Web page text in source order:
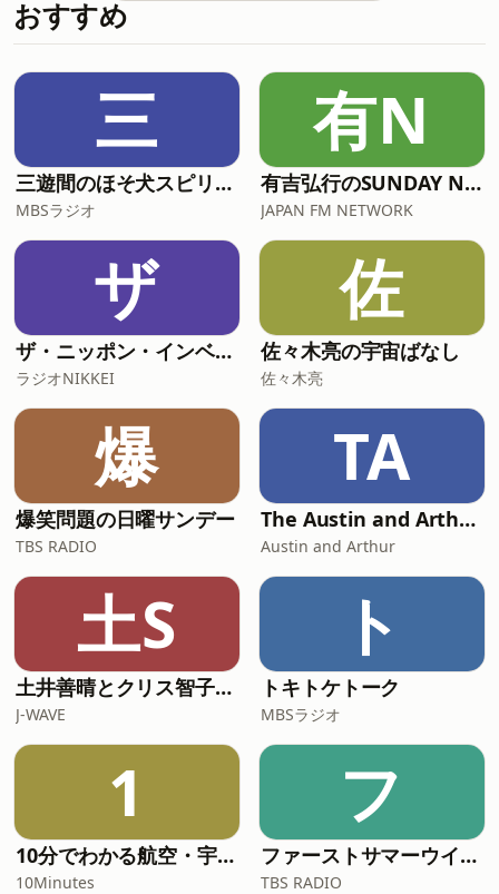
おすすめ
三
三遊間のほそ犬スピリッツ
MBSラジオ
有N
有吉弘行のSUNDAY NIGHT DREAMER
JAPAN FM NETWORK
ザ
ザ・ニッポン・インベストメント
ラジオNIKKEI
佐
佐々木亮の宇宙ばなし
佐々木亮
爆
爆笑問題の日曜サンデー
TBS RADIO
TA
The Austin and Arthur Show｜生の英会話
Austin and Arthur
土S
土井善晴とクリス智子が料理を哲学するポッドキャスト supported by ZOJIRUSHI
J-WAVE
ト
トキトケトーク
MBSラジオ
1
10分でわかる航空・宇宙ニュース
10Minutes
フ
ファーストサマーウイカのとん・じん・ち！
TBS RADIO